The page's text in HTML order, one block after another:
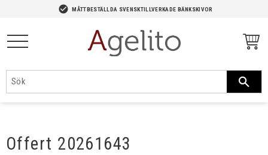
check_circle MÅTTBESTÄLLDA SVENSKTILLVERKADE BÄNKSKIVOR
Offert 20261643